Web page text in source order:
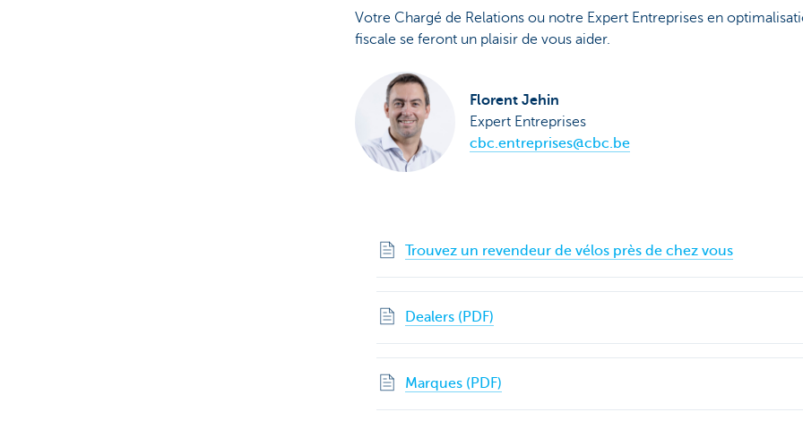
Votre Chargé de Relations ou notre Expert Entreprises en
fiscale se feront un plaisir de vous aider.
Florent Jehin
Expert Entreprises
cbc.entreprises@cbc.be
Trouvez un revendeur de vélos près de chez vous
Dealers (PDF)
Marques (PDF)